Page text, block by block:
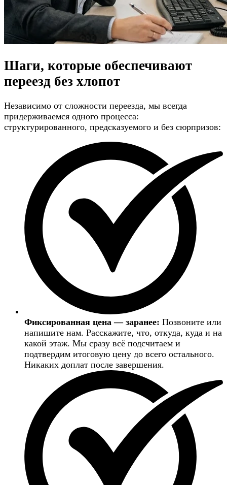
Шаги, которые обеспечивают
переезд без хлопот
Независимо от сложности переезда, мы всегда
придерживаемся одного процесса:
структурированного, предсказуемого и без сюрпризов:
Фиксированная цена — заранее: Позвоните или
напишите нам. Расскажите, что, откуда, куда и на
какой этаж. Мы сразу всё подсчитаем и
подтвердим итоговую цену до всего остального.
Никаких доплат после завершения.